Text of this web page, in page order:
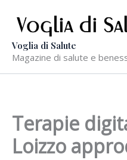
contenuto
Voglia di Salute
Magazine di salute e
Terapie
Loizzo